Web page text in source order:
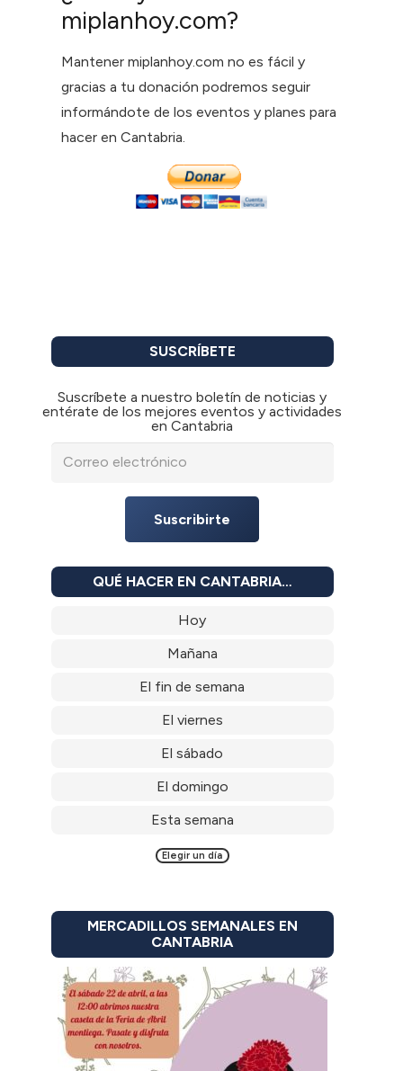
miplanhoy.com?
Mantener miplanhoy.com no es fácil y
gracias a tu donación podremos seguir
informándote de los eventos y planes para
hacer en Cantabria.
SUSCRÍBETE
Suscríbete a nuestro boletín de noticias y
entérate de los mejores eventos y actividades
en Cantabria
Suscribirte
QUÉ HACER EN CANTABRIA…
Hoy
Mañana
El fin de semana
El viernes
El sábado
El domingo
Esta semana
Elegir un día
MERCADILLOS SEMANALES EN
CANTABRIA